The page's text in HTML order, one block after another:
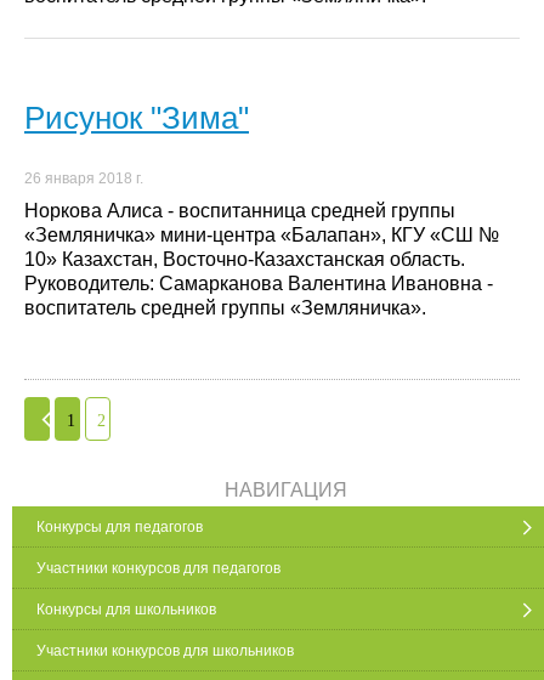
Рисунок "Зима"
26 января 2018 г.
Норкова Алиса - воспитанница средней группы
«Земляничка» мини-центра «Балапан», КГУ «СШ №
10» Казахстан, Восточно-Казахстанская область.
Руководитель: Самарканова Валентина Ивановна -
воспитатель средней группы «Земляничка».
1 2
НАВИГАЦИЯ
Конкурсы для педагогов
Участники конкурсов для педагогов
Конкурсы для школьников
Участники конкурсов для школьников